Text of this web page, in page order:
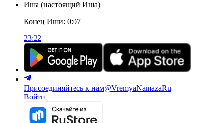
Иша (настоящий Иша)
Конец Иши: 0:07
23:22
Присоединяйтесь к нам@VremyaNamazaRu
Войти